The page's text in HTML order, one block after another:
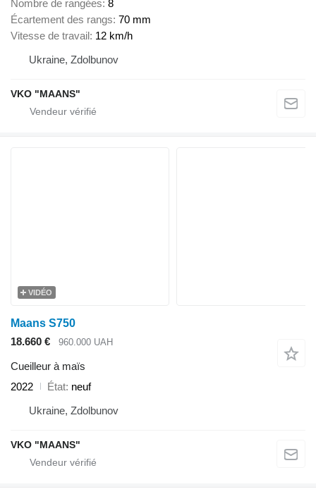
Nombre de rangées 8
Écartement des rangs 70 mm
Vitesse de travail 12 km/h
Ukraine, Zdolbunov
VKO "MAANS"
VIDÉO
Maans S750
18.660 €
960.000 UAH
Cueilleur à maïs
2022
État neuf
Ukraine, Zdolbunov
VKO "MAANS"